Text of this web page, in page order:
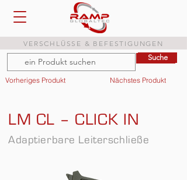
VERSCHLÜSSE & BEFESTIGUNGEN
Suche
Suche
Vorheriges Produkt
Adaptierbare Leiterschließe
LM CL – CLICK IN
Nächstes Produkt